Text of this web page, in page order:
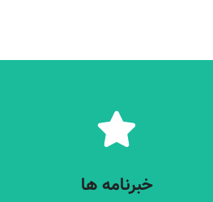
خبرنامه ها
خبرنامه های شرکت پیشگامان کیفیت پاسارگاد
جزئیات بیشتر